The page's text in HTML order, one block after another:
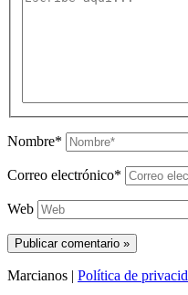
Nombre*
Correo electrónico*
Web
Marcianos | Política de